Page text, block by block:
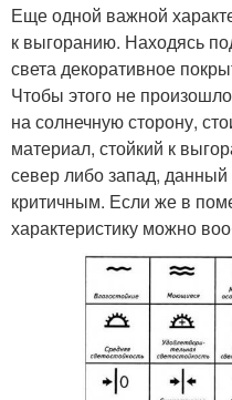
Еще одной важной
к выгоранию. Находясь
света декоративное
Чтобы этого не
на солнечную сторону,
материал, стойкий к
север либо запад,
критичным. Если же в
характеристику можно